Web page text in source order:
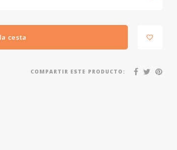
cesta
COMPARTIR ESTE PRODUCTO: